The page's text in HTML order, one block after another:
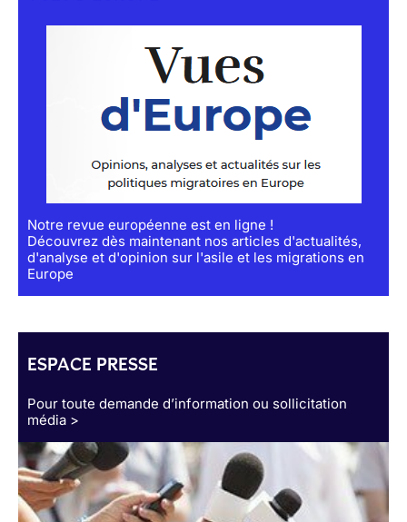
Notre revue européenne est en ligne !
Découvrez dès maintenant nos articles d'actualités,
d'analyse et d'opinion sur l'asile et les migrations en
Europe
ESPACE PRESSE
Pour toute demande d’information ou sollicitation
média >